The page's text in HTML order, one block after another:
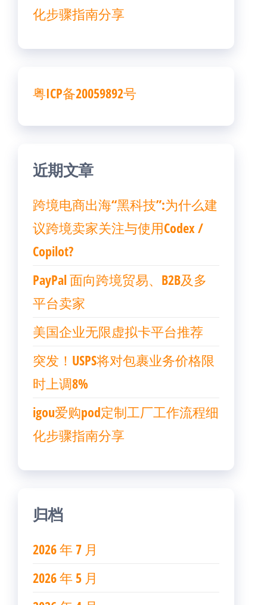
化步骤指南分享
粤ICP备20059892号
近期文章
跨境电商出海“黑科技”:为什么建
议跨境卖家关注与使用Codex /
Copilot?
PayPal 面向跨境贸易、B2B及多
平台卖家
美国企业无限虚拟卡平台推荐
突发！USPS将对包裹业务价格限
时上调8%
igou爱购pod定制工厂工作流程细
化步骤指南分享
归档
2026 年 7 月
2026 年 5 月